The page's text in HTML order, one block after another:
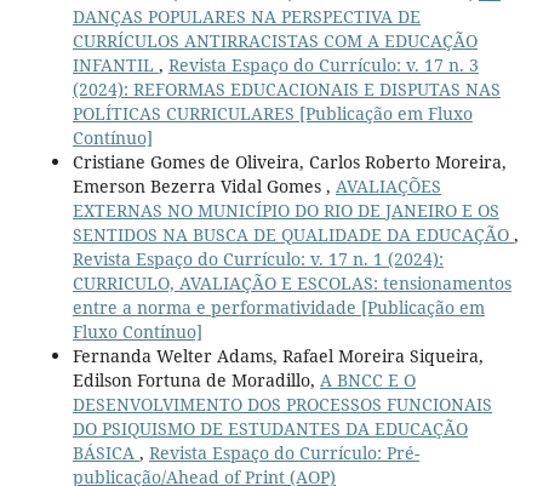
DANÇAS POPULARES NA PERSPECTIVA DE
CURRÍCULOS ANTIRRACISTAS COM A EDUCAÇÃO
INFANTIL , Revista Espaço do Currículo: v. 17 n. 3
(2024): REFORMAS EDUCACIONAIS E DISPUTAS NAS
POLÍTICAS CURRICULARES [Publicação em Fluxo
Contínuo]
Cristiane Gomes de Oliveira, Carlos Roberto Moreira,
Emerson Bezerra Vidal Gomes , AVALIAÇÕES
EXTERNAS NO MUNICÍPIO DO RIO DE JANEIRO E OS
SENTIDOS NA BUSCA DE QUALIDADE DA EDUCAÇÃO ,
Revista Espaço do Currículo: v. 17 n. 1 (2024):
CURRICULO, AVALIAÇÃO E ESCOLAS: tensionamentos
entre a norma e performatividade [Publicação em
Fluxo Contínuo]
Fernanda Welter Adams, Rafael Moreira Siqueira,
Edilson Fortuna de Moradillo, A BNCC E O
DESENVOLVIMENTO DOS PROCESSOS FUNCIONAIS
DO PSIQUISMO DE ESTUDANTES DA EDUCAÇÃO
BÁSICA , Revista Espaço do Currículo: Pré-
publicação/Ahead of Print (AOP)